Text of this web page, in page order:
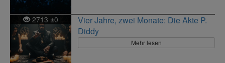
2713 ±0
Vier Jahre, zwei Monate: Die Akte P.
Diddy
Mehr lesen